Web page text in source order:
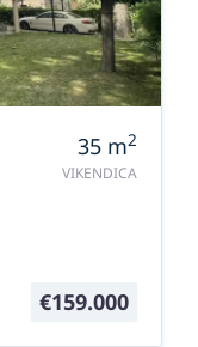
35 m2
VIKENDICA
€159.000